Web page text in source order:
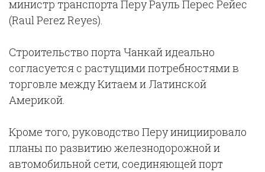
министр транспорта Перу Рауль Перес Рейес
(Raul Perez Reyes).
Строительство порта Чанкай идеально
согласуется с растущими потребностями в
торговле между Китаем и Латинской
Америкой.
Кроме того, руководство Перу инициировало
планы по развитию железнодорожной и
автомобильной сети, соединяющей порт